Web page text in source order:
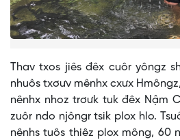
Thav txos jiês đêx cuôr yôngz
nhuôs txơưv mênhx cxưx
nênhx nhoz trơưk tuk đêx Nậm
zuôr ndo njôngr tsik plox hlo.
nênhs tuôs thiêz plox mông, 60